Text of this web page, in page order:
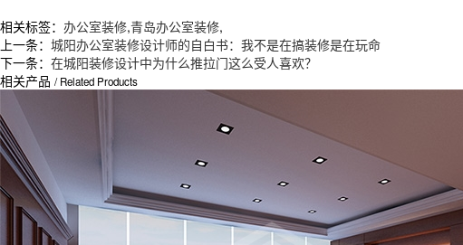
相关标签： 办公室装修,青岛办公室装修,
上一条： 城阳办公室装修设计师的自白书：我不是在搞装修是在玩命
下一条： 在城阳装修设计中为什么推拉门这么受人喜欢？
相关产品 / Related Products